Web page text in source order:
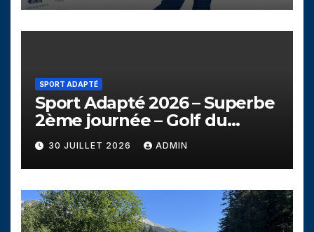
SPORT ADAPTÉ
Sport Adapté 2026 – Superbe
2ème journée – Golf du
Campanil
30 JUILLET 2026 ADMIN